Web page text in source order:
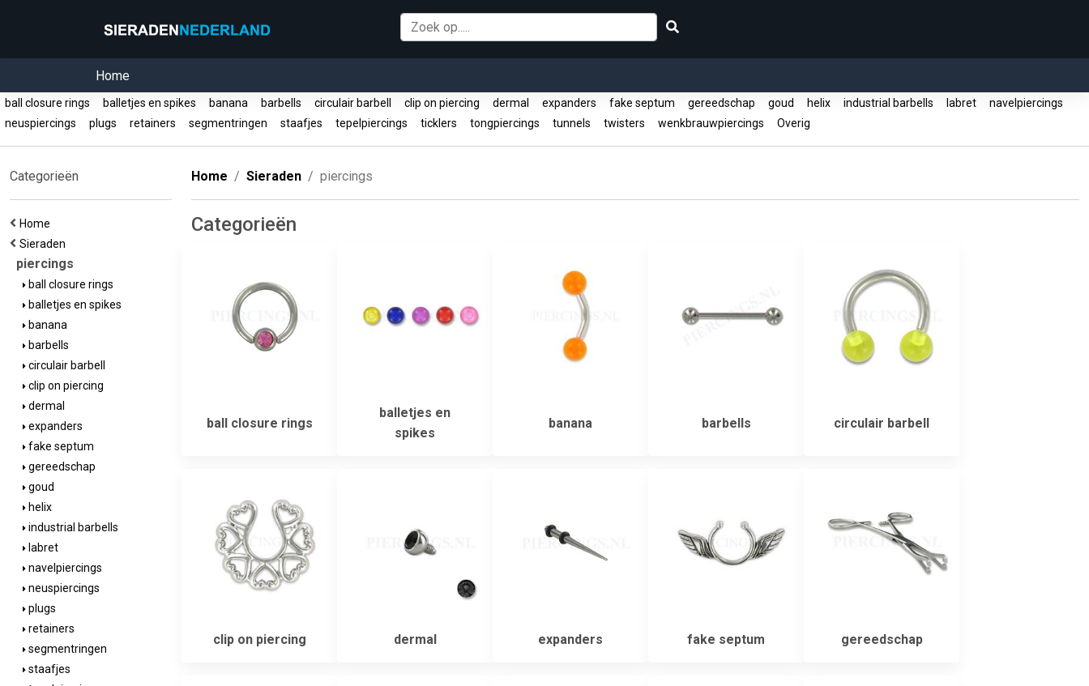
Home
ball closure rings balletjes en spikes banana barbells circulair barbell clip on piercing dermal expanders fake septum gereedschap goud helix industrial barbells labret
navelpiercings
neuspiercings
plugs retainers segmentringen staafjes tepelpiercings ticklers tongpiercings tunnels twisters wenkbrauwpiercings Overig
Categorieën
Home
Sieraden
piercings
ball closure rings
balletjes en spikes
banana
barbells
circulair barbell
clip on piercing
dermal
expanders
fake septum
gereedschap
goud
helix
industrial barbells
labret
navelpiercings
neuspiercings
plugs
retainers
segmentringen
staafjes
Home Sieraden piercings
Categorieën
ball closure rings
balletjes en
spikes
banana barbells circulair barbell
clip on piercing dermal expanders fake septum gereedschap